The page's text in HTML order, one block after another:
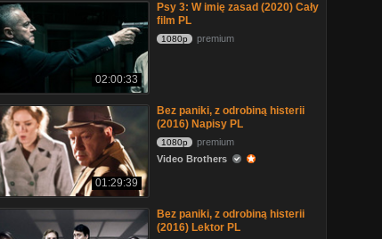
02:00:33
Psy 3: W imię zasad (2020) Cały
film PL
1080p premium
01:29:39
Bez paniki, z odrobiną histerii
(2016) Napisy PL
1080p
premium
Video Brothers
Bez paniki, z odrobiną histerii
(2016) Lektor PL